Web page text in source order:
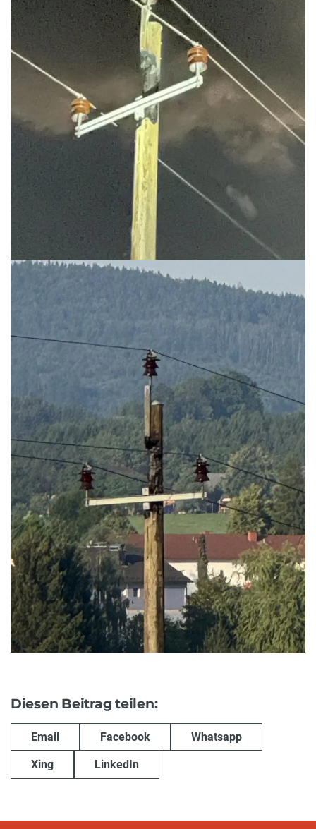
Diesen Beitrag teilen:
Email Facebook Whatsapp
Xing LinkedIn